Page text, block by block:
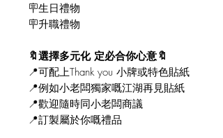
🪧生日禮物
🪧升職禮物
🔖選擇多元化 定必合你心意🔖
📍可配上Thank you 小牌或特色貼紙
📍例如小老闆獨家嘅江湖再見貼紙
📍歡迎隨時同小老闆商議
📍訂製屬於你嘅禮品